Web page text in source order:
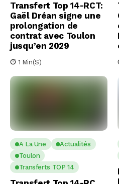
Transfert Top 14-RCT:
Gaël Dréan signe une
prolongation de
contrat avec Toulon
jusqu’en 2029
1 Min(s)
A La Une
Actualités
Toulon
Transferts TOP 14